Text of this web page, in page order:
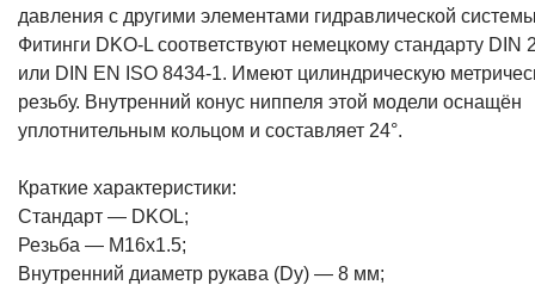
давления с другими элементами гидравлической
Фитинги DKO-L соответствуют немецкому стандарту DIN
или DIN EN ISO 8434-1. Имеют цилиндрическую
резьбу. Внутренний конус ниппеля этой модели оснащён
уплотнительным кольцом и составляет 24°.
Краткие характеристики:
Стандарт — DKOL;
Резьба — M16x1.5;
Внутренний диаметр рукава (Dy) — 8 мм;